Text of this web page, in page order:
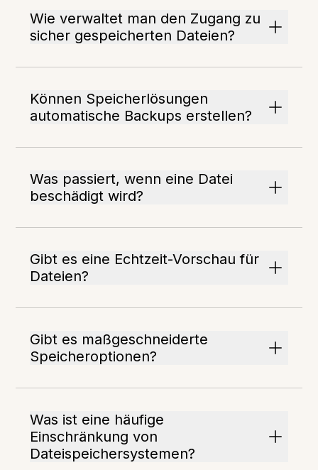
Wie verwaltet man den Zugang zu
sicher gespeicherten Dateien?
Können Speicherlösungen
automatische Backups erstellen?
Was passiert, wenn eine Datei
beschädigt wird?
Gibt es eine Echtzeit-Vorschau für
Dateien?
Gibt es maßgeschneiderte
Speicheroptionen?
Was ist eine häufige
Einschränkung von
Dateispeichersystemen?